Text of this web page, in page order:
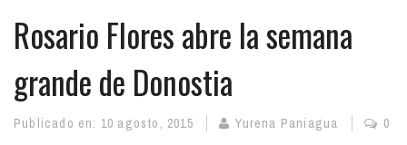
Rosario Flores abre la semana
grande de Donostia
Publicado en: 10 agosto, 2015 Yurena Paniagua 0